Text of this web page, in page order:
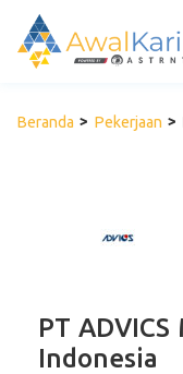
Beranda Pekerjaan
PT
Indonesia